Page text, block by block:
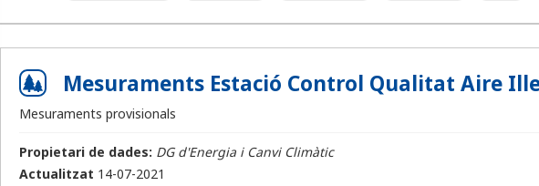
Mesuraments Estació Control Qualitat Aire
Mesuraments provisionals
Propietari de dades: DG d'Energia i Canvi Climàtic
Actualitzat 14-07-2021